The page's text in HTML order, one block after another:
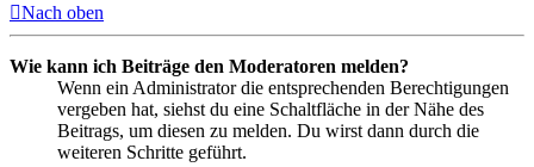
Nach oben
Wie kann ich Beiträge den Moderatoren melden?
Wenn ein Administrator die entsprechenden Berechtigungen
vergeben hat, siehst du eine Schaltfläche in der Nähe des
Beitrags, um diesen zu melden. Du wirst dann durch die
weiteren Schritte geführt.